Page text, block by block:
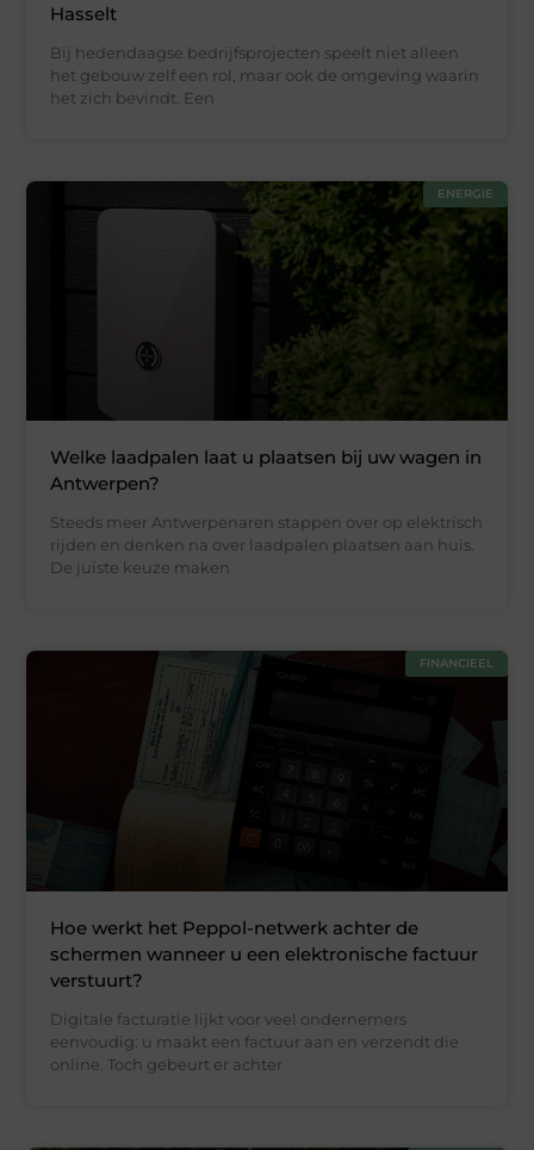
Hasselt
Bij hedendaagse bedrijfsprojecten speelt niet alleen
het gebouw zelf een rol, maar ook de omgeving waarin
het zich bevindt. Een
ENERGIE
Welke laadpalen laat u plaatsen bij uw wagen in
Antwerpen?
Steeds meer Antwerpenaren stappen over op elektrisch
rijden en denken na over laadpalen plaatsen aan huis.
De juiste keuze maken
FINANCIEEL
Hoe werkt het Peppol-netwerk achter de
schermen wanneer u een elektronische factuur
verstuurt?
Digitale facturatie lijkt voor veel ondernemers
eenvoudig: u maakt een factuur aan en verzendt die
online. Toch gebeurt er achter